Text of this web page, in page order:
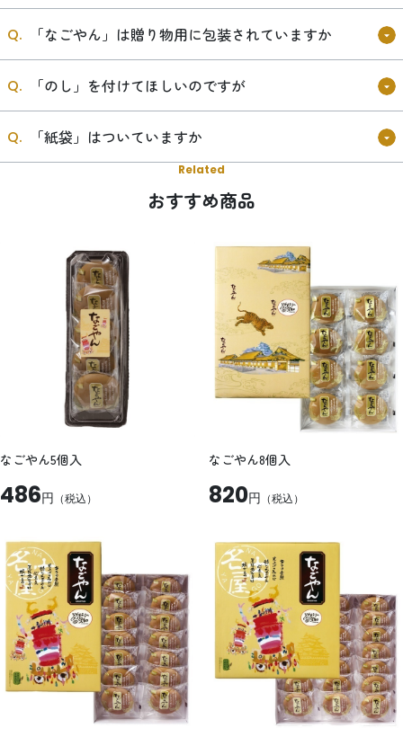
「なごやん」は贈り物用に包装されていますか
「のし」を付けてほしいのですが
「紙袋」はついていますか
Related
おすすめ商品
なごやん5個入
486円 （税込）
なごやん8個入
820円 （税込）